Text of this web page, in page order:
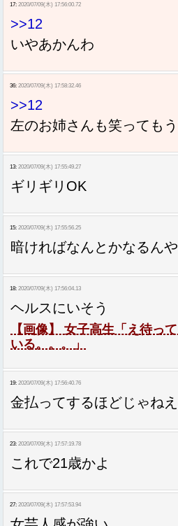
17: 2020/07/09(木) 17:56:00.72
>>12
いやあかんわ
36: 2020/07/09(木) 17:58:32.46
>>12
左のお姉さんも笑っても
13: 2020/07/09(木) 17:55:49.27
ギリギリOK
15: 2020/07/09(木) 17:55:56.25
暗ければなんとかなるん
18: 2020/07/09(木) 17:56:04.13
ヘルスにいそう
【画像】 女子高生「え待っ
いる。。。」
19: 2020/07/09(木) 17:56:40.76
金払ってするほどじゃね
23: 2020/07/09(木) 17:57:19.78
これで21歳かよ
27: 2020/07/09(木) 17:57:53.94